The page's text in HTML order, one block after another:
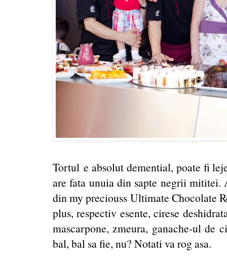
Tortul e absolut demential, poate fi
are fata unuia din sapte negrii mititei.
din my preciouss Ultimate Chocolate
plus, respectiv esente, cirese
mascarpone, zmeura, ganache-ul de
bal, bal sa fie, nu? Notati va rog asa.